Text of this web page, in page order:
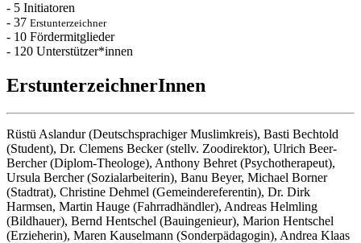
- 5 Initiatoren
- 37 Erstunterzeichner
- 10 Fördermitglieder
- 120 Unterstützer*innen
ErstunterzeichnerInnen
Rüstü Aslandur (Deutschsprachiger Muslimkreis), Basti Bechtold
(Student), Dr. Clemens Becker (stellv. Zoodirektor), Ulrich Beer-
Bercher (Diplom-Theologe), Anthony Behret (Psychotherapeut),
Ursula Bercher (Sozialarbeiterin), Banu Beyer, Michael Borner
(Stadtrat), Christine Dehmel (Gemeindereferentin), Dr. Dirk
Harmsen, Martin Hauge (Fahrradhändler), Andreas Helmling
(Bildhauer), Bernd Hentschel (Bauingenieur), Marion Hentschel
(Erzieherin), Maren Kauselmann (Sonderpädagogin), Andrea Klaas